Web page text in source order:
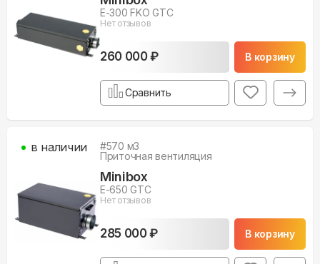
E-300 FKO GTC
Нет отзывов
260 000 ₽ В корзину
Сравнить
#570 м3
Приточная вентиляция
Minibox
E-650 GTC
Нет отзывов
285 000 ₽ В корзину
в наличии